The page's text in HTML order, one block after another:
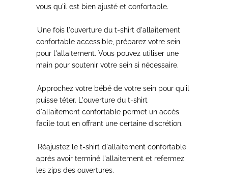
vous qu'il est bien ajusté et confortable.
Une fois l'ouverture du t-shirt d'allaitement
confortable accessible, préparez votre sein
pour l'allaitement. Vous pouvez utiliser une
main pour soutenir votre sein si nécessaire.
Approchez votre bébé de votre sein pour qu'il
puisse téter. L'ouverture du t-shirt
d'allaitement confortable permet un accès
facile tout en offrant une certaine discrétion.
Réajustez le t-shirt d'allaitement confortable
après avoir terminé l'allaitement et refermez
les zips des ouvertures.